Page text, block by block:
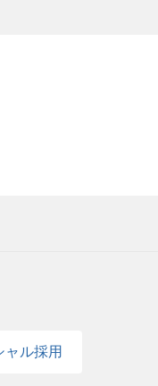
ャル採用